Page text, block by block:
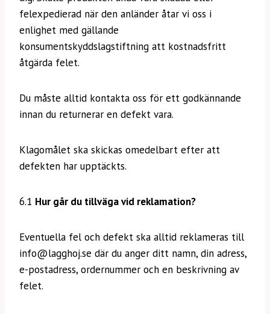
felexpedierad när den anländer åtar vi oss i
enlighet med gällande
konsumentskyddslagstiftning att kostnadsfritt
åtgärda felet.
Du måste alltid kontakta oss för ett godkännande
innan du returnerar en defekt vara.
Klagomålet ska skickas omedelbart efter att
defekten har upptäckts.
6.1 Hur går du tillväga vid reklamation?
Eventuella fel och defekt ska alltid reklameras till
info@lagghoj.se där du anger ditt namn, din adress,
e-postadress, ordernummer och en beskrivning av
felet.